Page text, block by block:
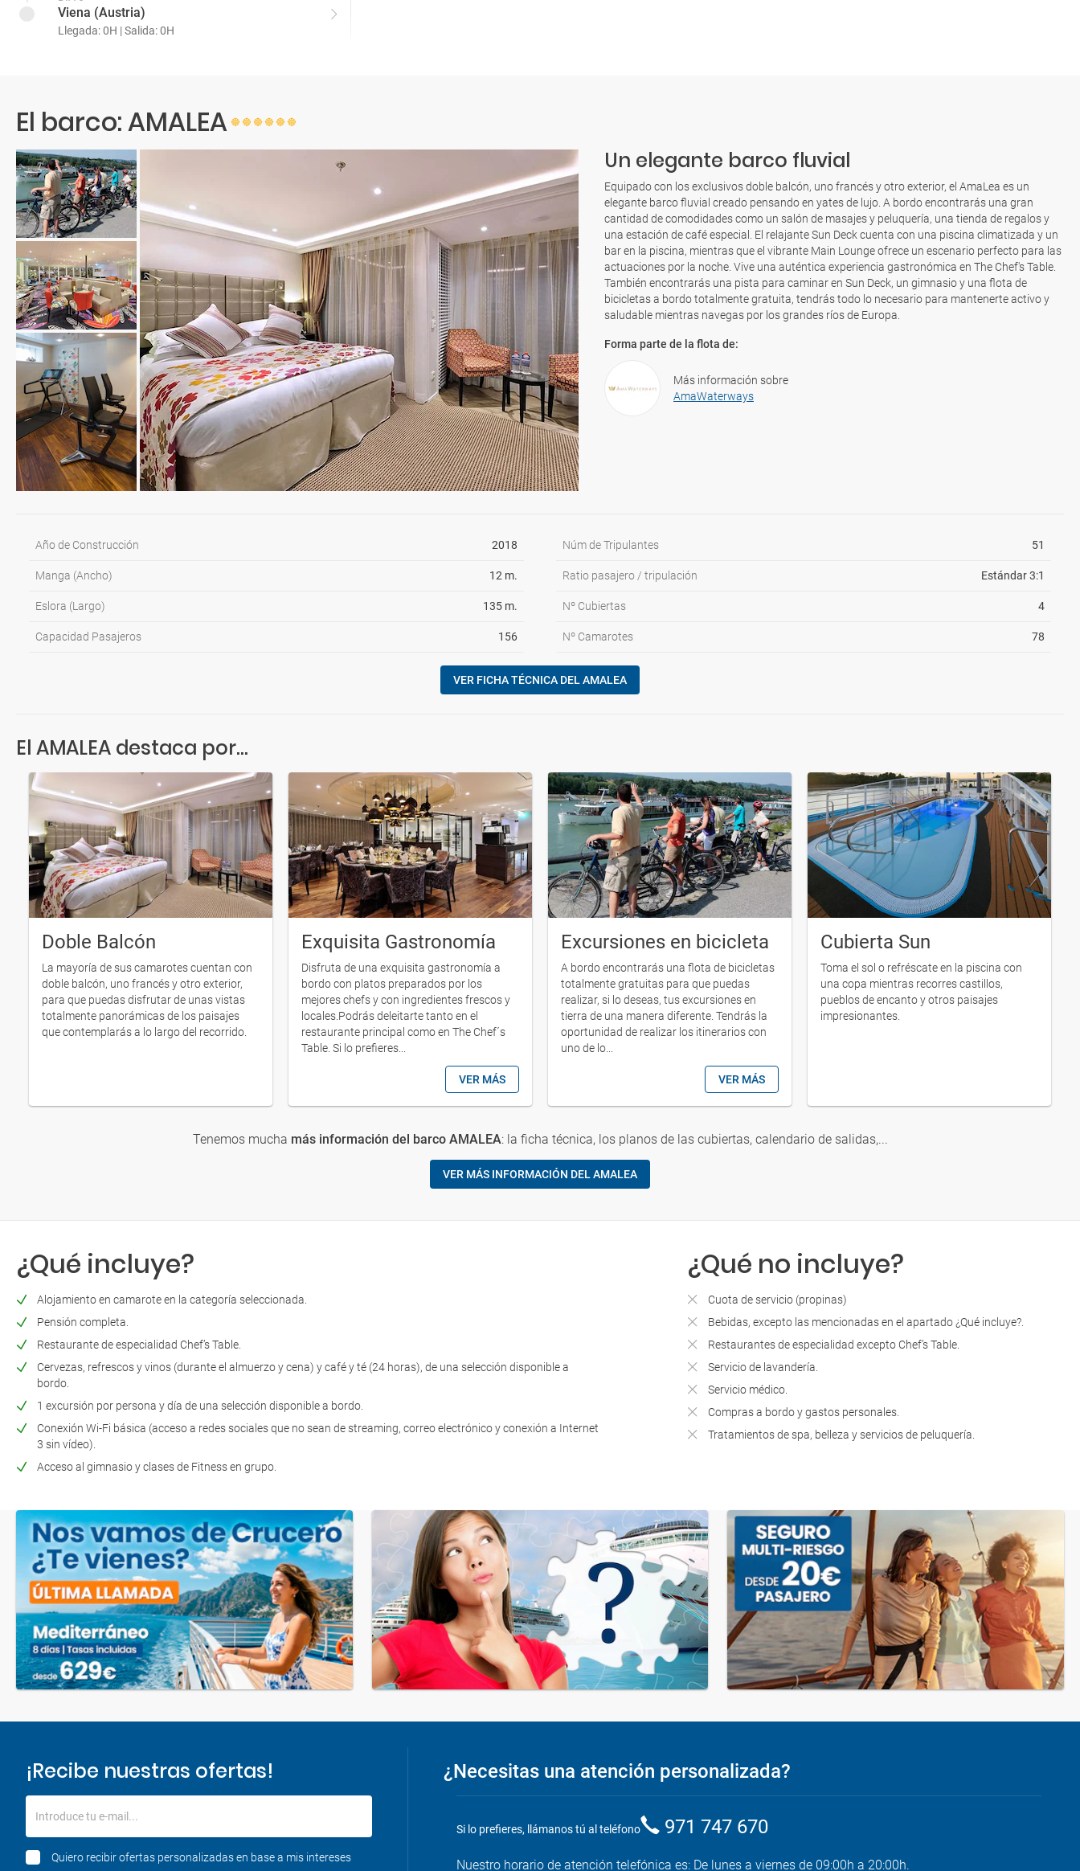
Viena (Austria)
Llegada: 0H | Salida: 0H
El barco: AMALEA
Un elegante barco fluvial
Equipado con los exclusivos doble balcón, uno francés y otro exterior, el AmaLea es un
elegante barco fluvial creado pensando en yates de lujo. A bordo encontrarás una gran
cantidad de comodidades como un salón de masajes y peluquería, una tienda de regalos y
una estación de café especial. El relajante Sun Deck cuenta con una piscina climatizada y un
bar en la piscina, mientras que el vibrante Main Lounge ofrece un escenario perfecto para las
actuaciones por la noche. Vive una auténtica experiencia gastronómica en The Chef's Table.
También encontrarás una pista para caminar en Sun Deck, un gimnasio y una flota de
bicicletas a bordo totalmente gratuita, tendrás todo lo necesario para mantenerte activo y
saludable mientras navegas por los grandes ríos de Europa.
Forma parte de la flota de:
Más información sobre
AmaWaterways
Año de Construcción 2018
Manga (Ancho) 12 m.
Eslora (Largo) 135 m.
Capacidad Pasajeros 156
Núm de Tripulantes 51
Ratio pasajero / tripulación Estándar 3:1
Nº Cubiertas 4
Nº Camarotes 78
VER FICHA TÉCNICA DEL AMALEA
El AMALEA destaca por...
Doble Balcón
La mayoría de sus camarotes cuentan con
doble balcón, uno francés y otro exterior,
para que puedas disfrutar de unas vistas
totalmente panorámicas de los paisajes
que contemplarás a lo largo del recorrido.
Exquisita Gastronomía
Disfruta de una exquisita gastronomía a
bordo con platos preparados por los
mejores chefs y con ingredientes frescos y
locales.Podrás deleitarte tanto en el
restaurante principal como en The Chef´s
Table. Si lo prefieres...
VER MÁS
Excursiones en bicicleta
A bordo encontrarás una flota de bicicletas
totalmente gratuitas para que puedas
realizar, si lo deseas, tus excursiones en
tierra de una manera diferente. Tendrás la
oportunidad de realizar los itinerarios con
uno de lo...
VER MÁS
Cubierta Sun
Toma el sol o refréscate en la piscina con
una copa mientras recorres castillos,
pueblos de encanto y otros paisajes
impresionantes.
Tenemos mucha más información del barco AMALEA: la ficha técnica, los planos de las cubiertas, calendario de salidas,...
VER MÁS INFORMACIÓN DEL AMALEA
¿Qué incluye?
Alojamiento en camarote en la categoría seleccionada.
Pensión completa.
Restaurante de especialidad Chef’s Table.
Cervezas, refrescos y vinos (durante el almuerzo y cena) y café y té (24 horas), de una selección disponible a
bordo.
1 excursión por persona y día de una selección disponible a bordo.
Conexión Wi-Fi básica (acceso a redes sociales que no sean de streaming, correo electrónico y conexión a Internet
3 sin vídeo).
Acceso al gimnasio y clases de Fitness en grupo.
¿Qué no incluye?
Cuota de servicio (propinas)
Bebidas, excepto las mencionadas en el apartado ¿Qué incluye?.
Restaurantes de especialidad excepto Chef’s Table.
Servicio de lavandería.
Servicio médico.
Compras a bordo y gastos personales.
Tratamientos de spa, belleza y servicios de peluquería.
¡Recibe nuestras ofertas!
Introduce tu e-mail...
Quiero recibir ofertas personalizadas en base a mis intereses
¿Necesitas una atención personalizada?
Si lo prefieres, llámanos tú al teléfono 971 747 670
Nuestro horario de atención telefónica es: De lunes a viernes de 09:00h a 20:00h.